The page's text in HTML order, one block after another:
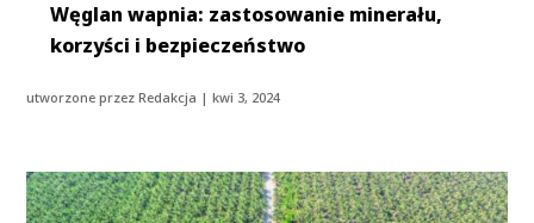
Węglan wapnia: zastosowanie minerału,
korzyści i bezpieczeństwo
utworzone przezRedakcja |kwi 3, 2024